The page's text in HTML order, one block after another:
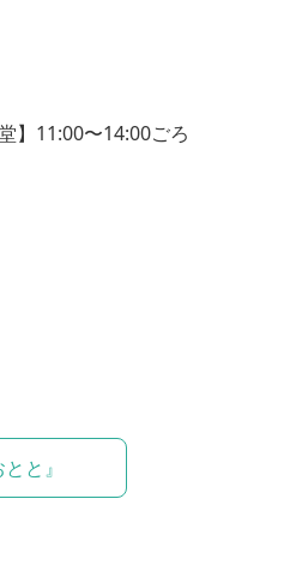
】11:00〜14:00ごろ
と』